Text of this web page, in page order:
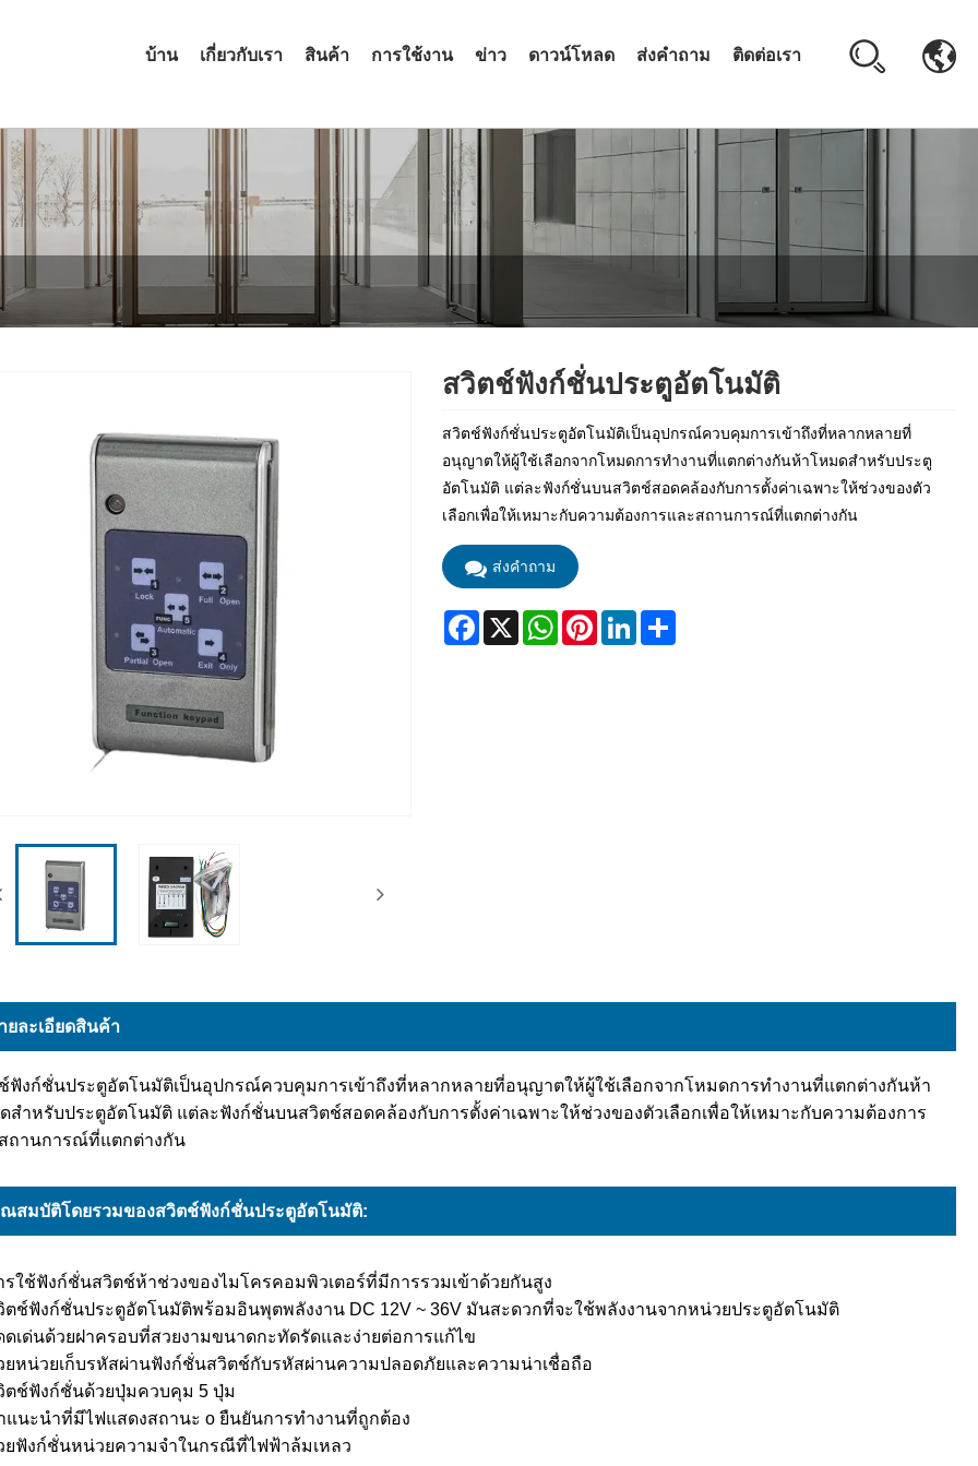
บ้าน เกี่ยวกับเรา สินค้า การใช้งาน ข่าว ดาวน์โหลด ส่งคำถาม ติดต่อเรา
สวิตช์ฟังก์ชั่นประตูอัตโนมัติ
สวิตช์ฟังก์ชั่นประตูอัตโนมัติเป็นอุปกรณ์ควบคุมการเข้าถึงที่หลากหลายที่
อนุญาตให้ผู้ใช้เลือกจากโหมดการทำงานที่แตกต่างกันห้าโหมดสำหรับประตู
อัตโนมัติ แต่ละฟังก์ชั่นบนสวิตช์สอดคล้องกับการตั้งค่าเฉพาะให้ช่วงของตัว
เลือกเพื่อให้เหมาะกับความต้องการและสถานการณ์ที่แตกต่างกัน
ส่งคำถาม
Facebook
X WhatsAppPinterestLinkedInShare
ยละเอียดสินค้า
ฟังก์ชั่นประตูอัตโนมัติเป็นอุปกรณ์ควบคุมการเข้าถึงที่หลากหลายที่อนุญาตให้ผู้ใช้เลือกจากโหมดการทำงานที่แตกต่างกันห้า
สำหรับประตูอัตโนมัติ แต่ละฟังก์ชั่นบนสวิตช์สอดคล้องกับการตั้งค่าเฉพาะให้ช่วงของตัวเลือกเพื่อให้เหมาะกับความต้องการ
ถานการณ์ที่แตกต่างกัน
สมบัติโดยรวมของสวิตช์ฟังก์ชั่นประตูอัตโนมัติ:
รใช้ฟังก์ชั่นสวิตช์ห้าช่วงของไมโครคอมพิวเตอร์ที่มีการรวมเข้าด้วยกันสูง
ตช์ฟังก์ชั่นประตูอัตโนมัติพร้อมอินพุตพลังงาน DC 12V ~ 36V มันสะดวกที่จะใช้พลังงานจากหน่วยประตูอัตโนมัติ
ดเด่นด้วยฝาครอบที่สวยงามขนาดกะทัดรัดและง่ายต่อการแก้ไข
ยหน่วยเก็บรหัสผ่านฟังก์ชั่นสวิตช์กับรหัสผ่านความปลอดภัยและความน่าเชื่อถือ
ตช์ฟังก์ชั่นด้วยปุ่มควบคุม 5 ปุ่ม
แนะนำที่มีไฟแสดงสถานะ o ยืนยันการทำงานที่ถูกต้อง
ยฟังก์ชั่นหน่วยความจำในกรณีที่ไฟฟ้าล้มเหลว